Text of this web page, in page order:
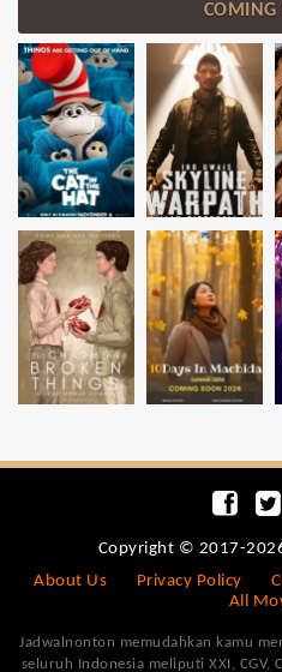
COMING
Copyright © 2017-
About Us
Privacy Policy
All
Jadwalnonton memudahkan kamu
seluruh Indonesia meliputi XXI, CGV,